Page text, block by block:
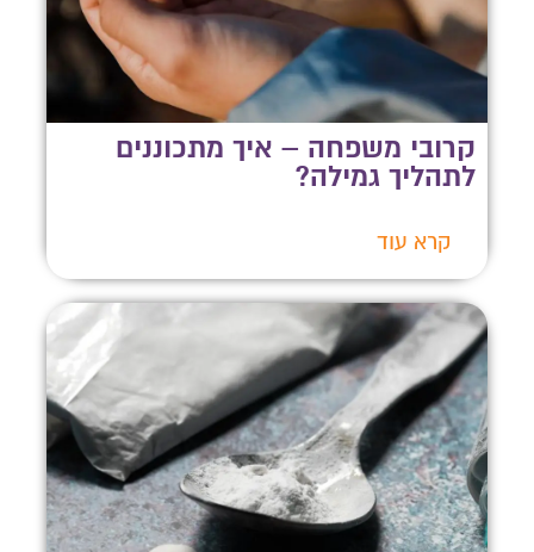
קרובי משפחה – איך מתכוננים
לתהליך גמילה?
קרא עוד